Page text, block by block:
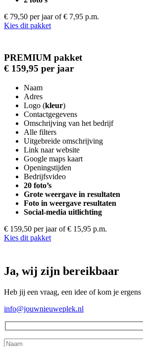
€ 79,50 per jaar of € 7,95 p.m.
Kies dit pakket
PREMIUM pakket
€ 159,95 per jaar
Naam
Adres
Logo (kleur)
Contactgegevens
Omschrijving van het bedrijf
Alle filters
Uitgebreide omschrijving
Link naar website
Google maps kaart
Openingstijden
Bedrijfsvideo
20 foto’s
Grote weergave in resultaten
Foto in weergave resultaten
Social-media uitlichting
€ 159,50 per jaar of € 15,95 p.m.
Kies dit pakket
Ja, wij zijn bereikbaar
Heb jij een vraag, een idee of kom je
info@jouwnieuweplek.nl